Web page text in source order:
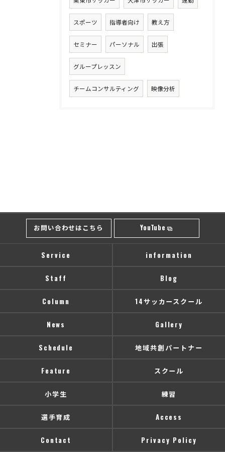
スポーツ 指導者向け 教え方
セミナー パーソナル 出張
グループレッスン
チームコンサルティング 映像分析
お問い合わせはこちら YouTube
Service information
Staff Blog
Column 14サッカースクール
News Gallery
Schedule 地域共創パートナー
Feature スクール
小学生 練習
選手育成 Access
Contact Privacy Policy